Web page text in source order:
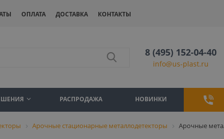
ОПЛАТА ДОСТАВКА КОНТАКТЫ
8 (495) 152-04-40
info@us-plast.ru
РАСПРОДАЖА НОВИНКИ
Арочные стационарные металлодетекторы Арочные